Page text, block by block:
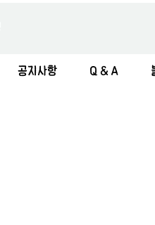
공지사항 Q & A